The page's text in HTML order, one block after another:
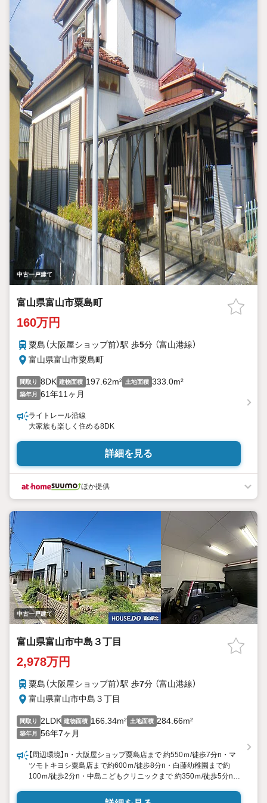
中古一戸建て
富山県富山市粟島町
160万円
粟島（大阪屋ショップ前）駅 歩5分 （富山港線）
富山県富山市粟島町
間取り 8DK 建物面積 197.62m² 土地面積 333.0m²
築年月 61年11ヶ月
ライトレール沿線
大家族も楽しく住める8DK
詳細を見る
ほか提供
中古一戸建て
富山県富山市中島３丁目
2,978万円
粟島（大阪屋ショップ前）駅 歩7分 （富山港線）
富山県富山市中島３丁目
間取り 2LDK 建物面積 166.34m² 土地面積 284.66m²
築年月 56年7ヶ月
【周辺環境】n・大阪屋ショップ粟島店まで 約550ｍ/徒歩7分n・マ
ツモトキヨシ粟島店まで約600ｍ/徒歩8分n・白藤幼稚園まで約
100ｍ/徒歩2分n・中島こどもクリニックまで 約350ｍ/徒歩5分n・
LIFULL HOMESの富山市お問合せ件数 No.1☆nハウスドゥ富